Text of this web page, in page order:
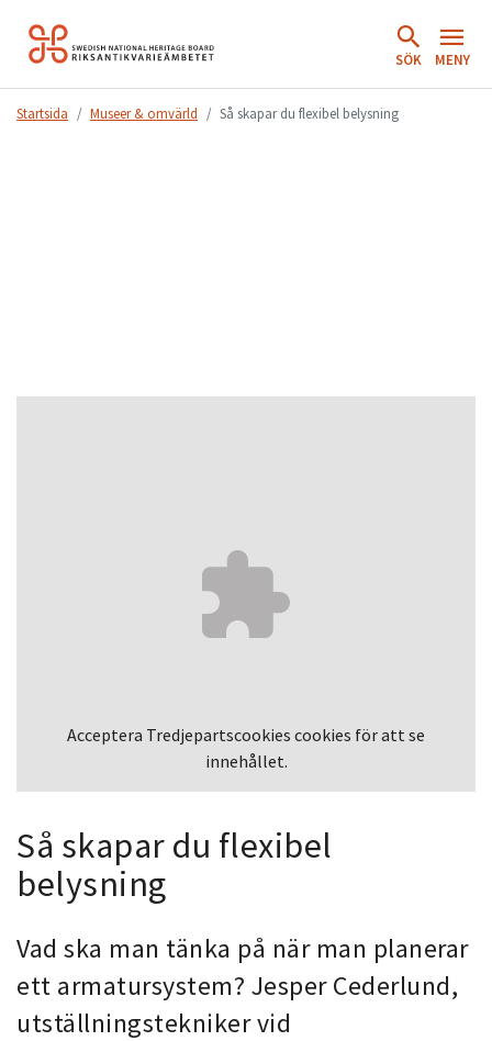
Hoppa
till
SÖK MENY
Startsida Museer & omvärld Så skapar du flexibel belysning
Acceptera Tredjepartscookies cookies för att se
innehållet.
Så skapar du flexibel
belysning
Vad ska man tänka på när man planerar
ett armatursystem? Jesper Cederlund,
utställningstekniker vid